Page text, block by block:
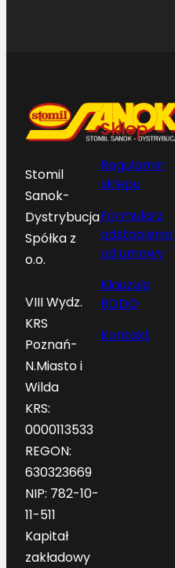
Stomil
Sanok-
Dystrybucja
Spółka z
o.o.
VIII Wydz.
KRS
Poznań-
N.Miasto i
Wilda
KRS:
0000113533
REGON:
630323669
NIP: 782-10-
11-511
Kapitał
zakładowy
Sklep
Regulamin
sklepu
Formularz
odstąpienia
od umowy
Klauzula
RODO
Kontakt